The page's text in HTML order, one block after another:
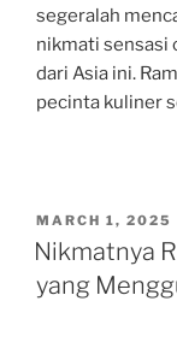
segeralah
nikmati sensasi
dari Asia ini.
pecinta kuliner
POSTED
ON
MARCH 1, 2025
Nikmatnya
yang